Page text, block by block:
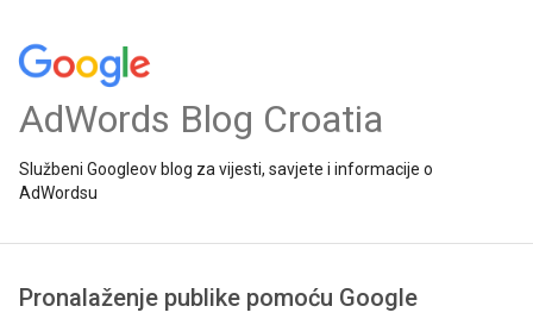
AdWords Blog Croatia
Službeni Googleov blog za vijesti, savjete i informacije o
AdWordsu
Pronalaženje publike pomoću Google